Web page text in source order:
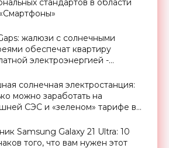
стандартов в области
жалюзи с солнечными
обеспечат квартиру
электроэнергией -
солнечная электростанция:
можно заработать на
СЭС и «зеленом» тарифе в
Samsung Galaxy 21 Ultra: 10
того, что вам нужен этот